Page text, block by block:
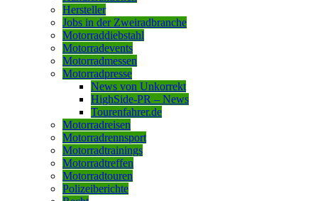
Hersteller
Jobs in der Zweiradbranche
Motorraddiebstahl
Motorradevents
Motorradmessen
Motorradpresse
News von Unkorrekt
HighSide-PR – News
Tourenfahrer.de
Motorradreisen
Motorradrennsport
Motorradtrainings
Motorradtreffen
Motorradtouren
Polizeiberichte